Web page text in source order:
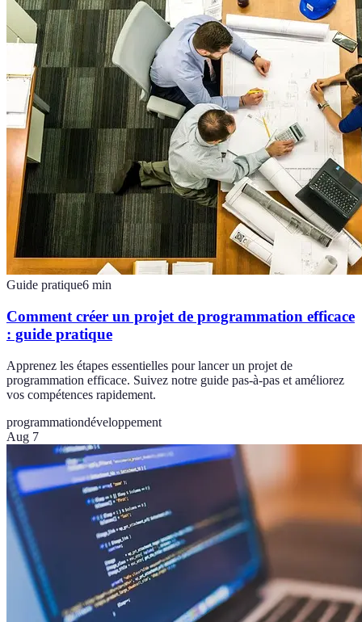
Guide pratique6 min
Comment créer un projet de programmation efficace
: guide pratique
Apprenez les étapes essentielles pour lancer un projet de
programmation efficace. Suivez notre guide pas-à-pas et améliorez
vos compétences rapidement.
programmationdéveloppement
Aug 7